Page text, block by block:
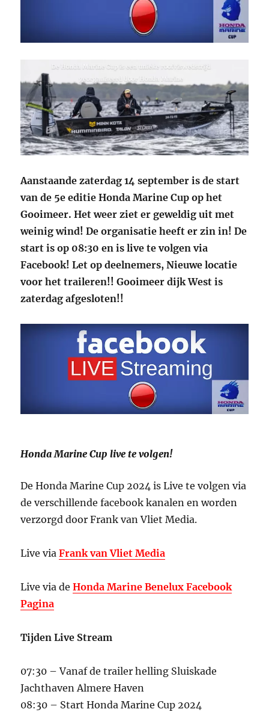
Aanstaande zaterdag 14 september is de start
van de 5e editie Honda Marine Cup op het
Gooimeer. Het weer ziet er geweldig uit met
weinig wind! De organisatie heeft er zin in! De
start is op 08:30 en is live te volgen via
Facebook! Let op deelnemers, Nieuwe locatie
voor het traileren!! Gooimeer dijk West is
zaterdag afgesloten!!
Honda Marine Cup live te volgen!
De Honda Marine Cup 2024 is Live te volgen via
de verschillende facebook kanalen en worden
verzorgd door Frank van Vliet Media.
Live viaFrank van Vliet Media
Live via deHonda Marine Benelux Facebook
Pagina
Tijden Live Stream
07:30 – Vanaf de trailer helling Sluiskade
Jachthaven Almere Haven
08:30 – Start Honda Marine Cup 2024